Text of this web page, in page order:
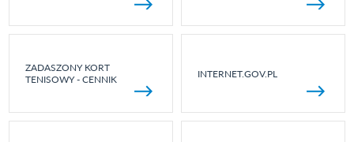
ZADASZONY KORT
TENISOWY - CENNIK
INTERNET.GOV.PL